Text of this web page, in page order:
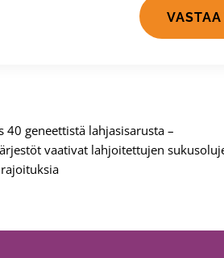
40 geneettistä lahjasisarusta –
vaativat lahjoitettujen